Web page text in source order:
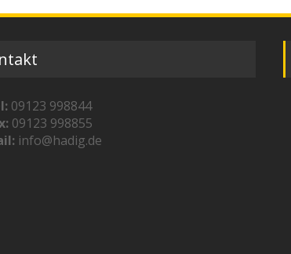
09123 998844
09123 998855
info@hadig.de